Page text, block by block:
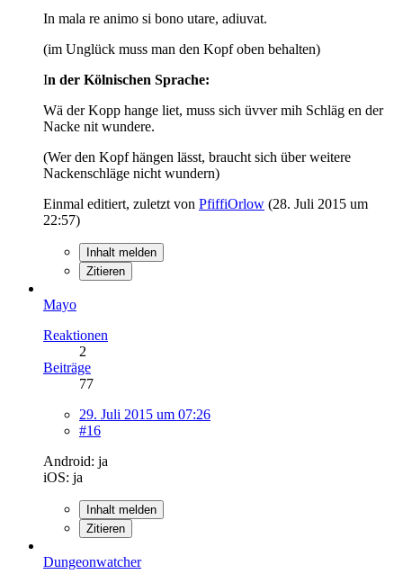
In mala re animo si bono utare, adiuvat.
(im Unglück muss man den Kopf oben behalten)
In der Kölnischen Sprache:
Wä der Kopp hange liet, muss sich üvver mih Schläg en der
Nacke nit wundere.
(Wer den Kopf hängen lässt, braucht sich über weitere
Nackenschläge nicht wundern)
Einmal editiert, zuletzt von PfiffiOrlow (28. Juli 2015 um
22:57)
Inhalt melden
Zitieren
Mayo
Reaktionen
2
Beiträge
77
29. Juli 2015 um 07:26
#16
Android: ja
iOS: ja
Inhalt melden
Zitieren
Dungeonwatcher